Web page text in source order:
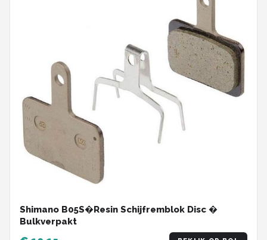
Shimano B05S�Resin Schijfremblok Disc �
Bulkverpakt